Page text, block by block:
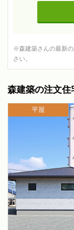
※森建築さんの最新の
さい。
森建築の注文住
平屋